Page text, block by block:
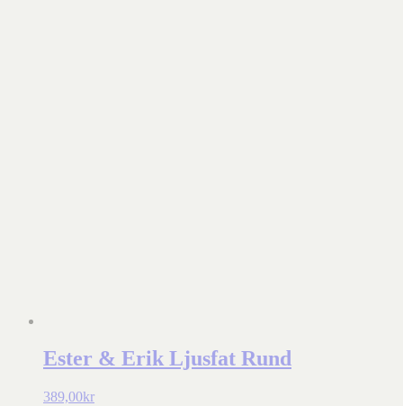
Ester & Erik Ljusfat Rund
389,00kr